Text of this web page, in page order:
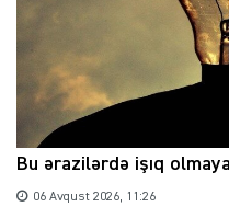
Bu ərazilərdə işıq
06 Avqust 2026, 11:26